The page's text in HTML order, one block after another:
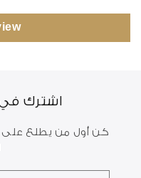
اشترك في
كن أول من يطلع على